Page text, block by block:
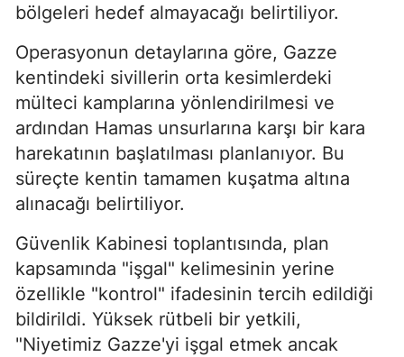
bölgeleri hedef almayacağı belirtiliyor.
Operasyonun detaylarına göre, Gazze
kentindeki sivillerin orta kesimlerdeki
mülteci kamplarına yönlendirilmesi ve
ardından Hamas unsurlarına karşı bir kara
harekatının başlatılması planlanıyor. Bu
süreçte kentin tamamen kuşatma altına
alınacağı belirtiliyor.
Güvenlik Kabinesi toplantısında, plan
kapsamında "işgal" kelimesinin yerine
özellikle "kontrol" ifadesinin tercih edildiği
bildirildi. Yüksek rütbeli bir yetkili,
"Niyetimiz Gazze'yi işgal etmek ancak